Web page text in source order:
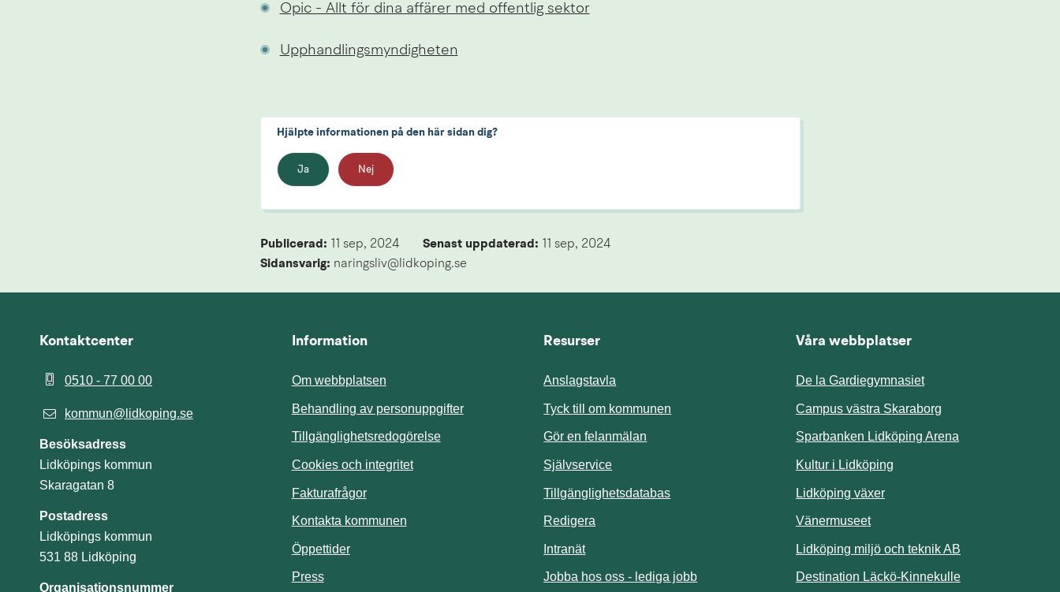
Opic - Allt för dina affärer med offentlig sektor
Upphandlingsmyndigheten
Hjälpte informationen på den här sidan dig?
Ja Nej
Publicerad: 11 sep, 2024 Senast uppdaterad: 11 sep, 2024
Sidansvarig: naringsliv@lidkoping.se
Kontaktcenter
0510 - 77 00 00
kommun@lidkoping.se
Besöksadress
Lidköpings kommun
Skaragatan 8
Postadress
Lidköpings kommun
531 88 Lidköping
Organisationsnummer
Information
Om webbplatsen
Behandling av personuppgifter
Tillgänglighetsredogörelse
Cookies och integritet
Fakturafrågor
Kontakta kommunen
Öppettider
Press
Resurser
Anslagstavla
Tyck till om kommunen Länk till annan webbplats.
Gör en felanmälan
SjälvserviceLänk till annan webbplats.
TillgänglighetsdatabasLänk till annan webbplats.
Redigera
IntranätLänk till annan webbplats.
Jobba hos oss - lediga jobb
Våra webbplatser
De la Gardiegymnasiet
Campus västra Skaraborg
Sparbanken Lidköping Arena
Kultur i Lidköping
Lidköping växer
Vänermuseet
Lidköping miljö och teknik AB
Destination Läckö-KinnekulleLänk till annan